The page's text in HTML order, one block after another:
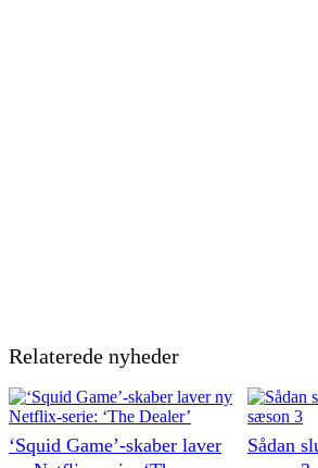
Relaterede nyheder
‘Squid Game’-skaber laver
Sådan